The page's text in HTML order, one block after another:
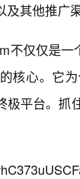
及其他推广
不仅仅是
核心。它
极平台。抓